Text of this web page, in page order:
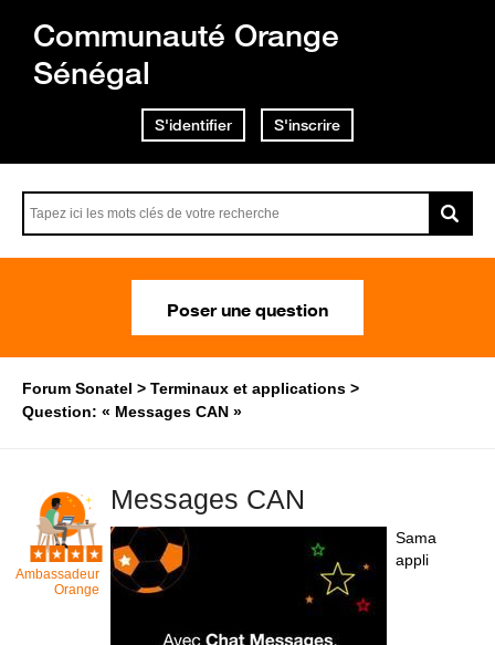
Communauté Orange
Sénégal
S'identifier S'inscrire
Poser une question
Forum Sonatel
Terminaux et applications
Question: « Messages CAN »
Messages CAN
Sama
appli
Ambassadeur
Orange